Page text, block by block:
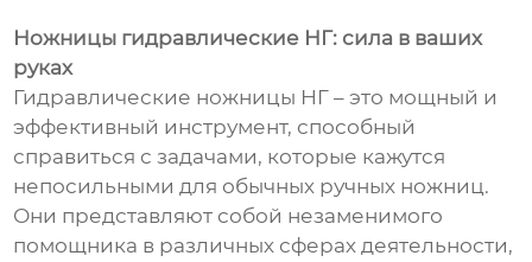
Ножницы гидравлические НГ: сила в ваших
руках
Гидравлические ножницы НГ – это мощный и
эффективный инструмент, способный
справиться с задачами, которые кажутся
непосильными для обычных ручных ножниц.
Они представляют собой незаменимого
помощника в различных сферах деятельности,